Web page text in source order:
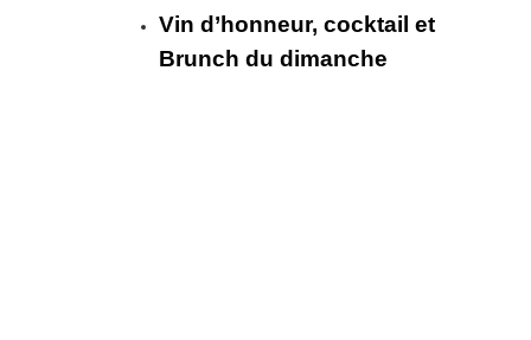
Vin d’honneur, cocktail et
Brunch du dimanche